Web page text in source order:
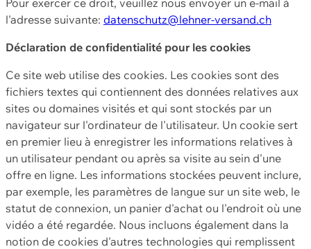
l'adresse suivante: datenschutz@lehner-versand.ch
Déclaration de confidentialité pour les cookies
Ce site web utilise des cookies. Les cookies sont des
fichiers textes qui contiennent des données relatives aux
sites ou domaines visités et qui sont stockés par un
navigateur sur l'ordinateur de l'utilisateur. Un cookie sert
en premier lieu à enregistrer les informations relatives à
un utilisateur pendant ou après sa visite au sein d'une
offre en ligne. Les informations stockées peuvent inclure,
par exemple, les paramètres de langue sur un site web, le
statut de connexion, un panier d'achat ou l'endroit où une
vidéo a été regardée. Nous incluons également dans la
notion de cookies d'autres technologies qui remplissent